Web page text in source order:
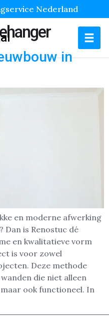
Nederland
in
en moderne afwerking
Dan is Renostuc dé
en kwalitatieve vorm
is voor zowel
Deze methode
die niet alleen
ook functioneel. In